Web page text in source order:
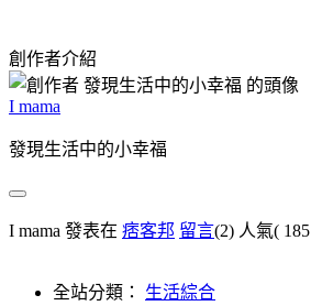
創作者介紹
I mama
發現生活中的小幸福
I mama 發表在 痞客邦 留言(2) 人氣( 185
全站分類： 生活綜合